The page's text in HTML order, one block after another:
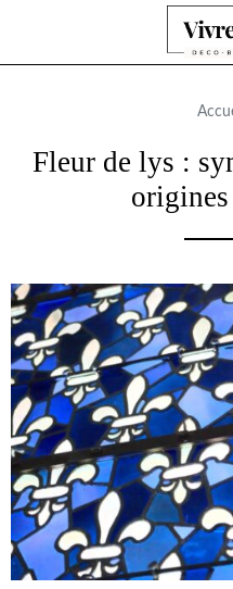
Fleur de lys :